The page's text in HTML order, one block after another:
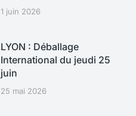
1 juin 2026
LYON : Déballage
International du jeudi 25
juin
25 mai 2026